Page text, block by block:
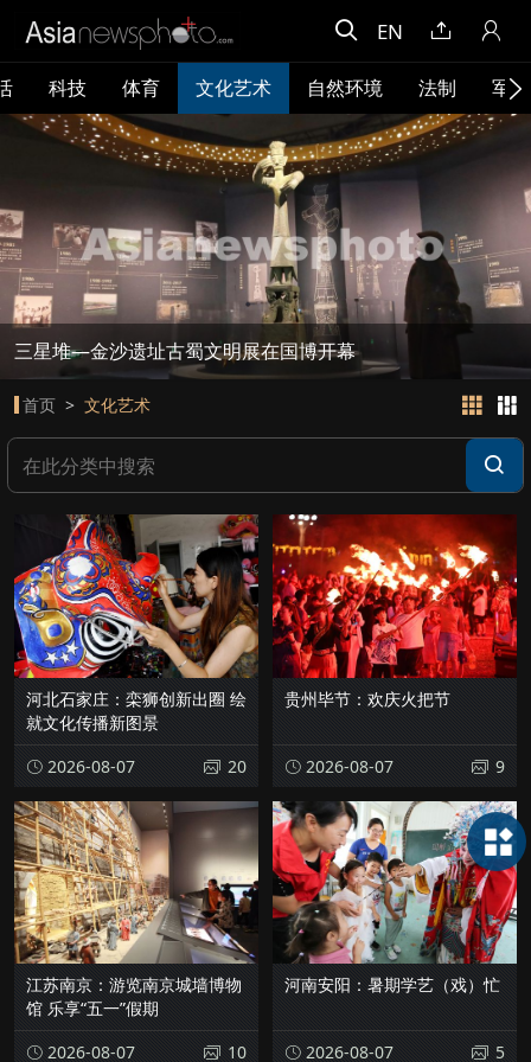
EN
科技 体育 文化艺术 自然环境 法制 军事
三星堆—金沙遗址古蜀文明展在国博开幕
首页 文化艺术
河北石家庄：栾狮创新出圈 绘
就文化传播新图景
2026-08-07
20
贵州毕节：欢庆火把节
2026-08-07 9
江苏南京：游览南京城墙博物
馆 乐享“五一”假期
2026-08-07
10
河南安阳：暑期学艺（戏）忙
2026-08-07 5